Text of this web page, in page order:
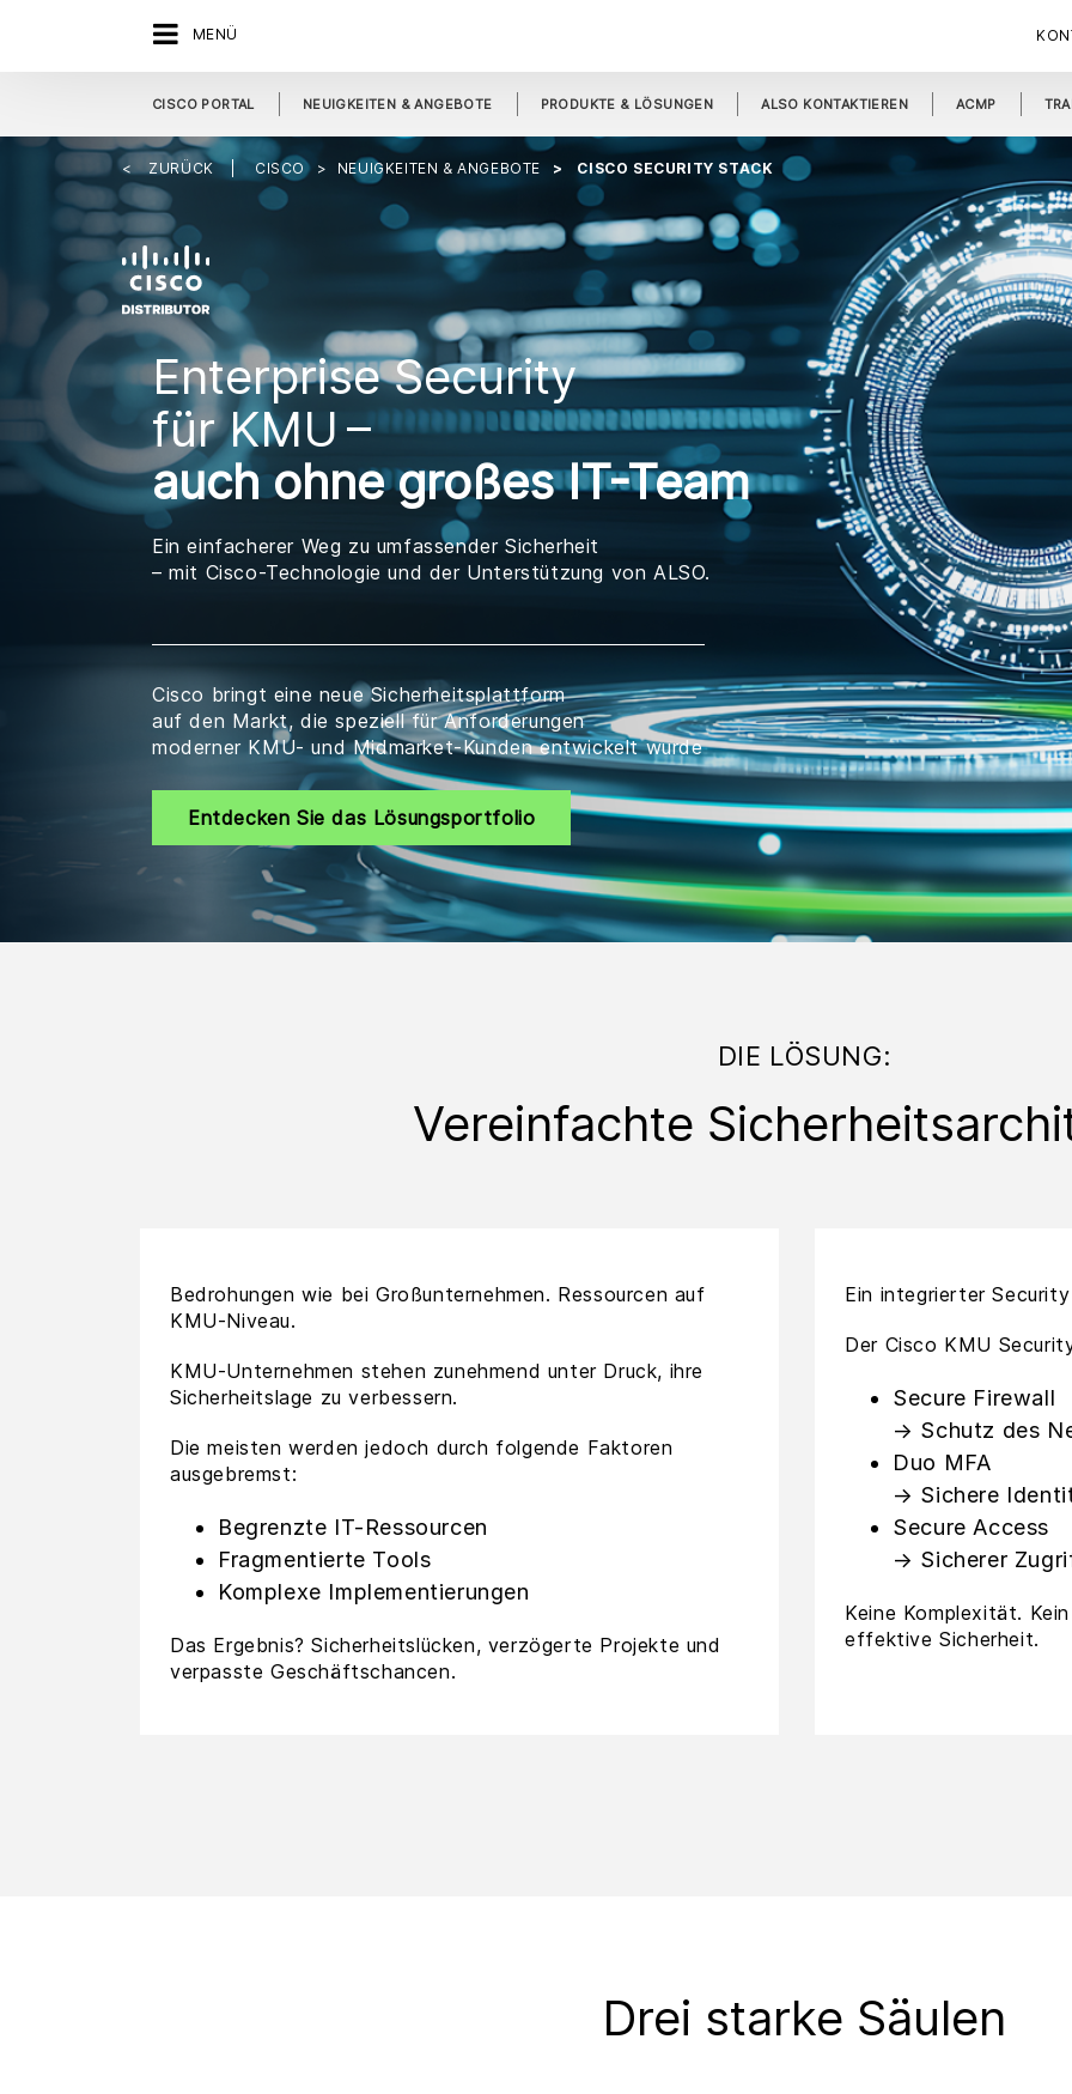
MENÜ
ZURÜCK CISCO NEUIGKEITEN & ANGEBOTE CISCO SECURITY STACK
CISCO PORTAL NEUIGKEITEN & ANGEBOTE PRODUKTE & LÖSUNGEN ALSO KONTAKTIEREN ACMP
Enterprise Security
für KMU –
auch ohne großes IT-Team
Ein einfacherer Weg zu umfassender Sicherheit
– mit Cisco-Technologie und der Unterstützung von ALSO.
Cisco bringt eine neue Sicherheitsplattform
auf den Markt, die speziell für Anforderungen
moderner KMU- und Midmarket-Kunden entwickelt wurde
Entdecken Sie das Lösungsportfolio
DIE LÖSUNG:
Vereinfachte
Bedrohungen wie bei Großunternehmen. Ressourcen auf
KMU-Niveau.
KMU-Unternehmen stehen zunehmend unter Druck, ihre
Sicherheitslage zu verbessern.
Die meisten werden jedoch durch folgende Faktoren
ausgebremst:
Begrenzte IT-Ressourcen
Fragmentierte Tools
Komplexe Implementierungen
Das Ergebnis? Sicherheitslücken, verzögerte Projekte und
verpasste Geschäftschancen.
Ein integrierter
Der Cisco KMU
Secure Firewall
→ Schutz des
Duo MFA
→ Sichere
Secure Access
→ Sicherer
Keine Komplexität.
effektive Sicherheit.
Drei starke Säulen